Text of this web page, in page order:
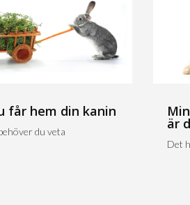
får hem din kanin
du veta är
Det